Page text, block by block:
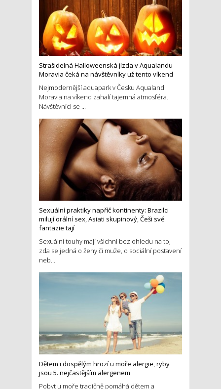
Strašidelná Halloweenská jízda v Aqualandu
Moravia čeká na návštěvníky už tento víkend
Nejmodernější aquapark v Česku Aqualand
Moravia na víkend zahalí tajemná atmosféra.
Návštěvníci se ...
Sexuální praktiky napříč kontinenty: Brazilci
milují orální sex, Asiati skupinový, Češi své
fantazie tají
Sexuální touhy mají všichni bez ohledu na to,
zda se jedná o ženy či muže, o sociální postavení
neb...
Dětem i dospělým hrozí u moře alergie, ryby
jsou 5. nejčastějším alergenem
Pobyt u moře tradičně pomáhá dětem a